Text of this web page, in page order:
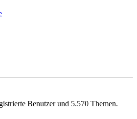
Benutzer und 5.570 Themen.